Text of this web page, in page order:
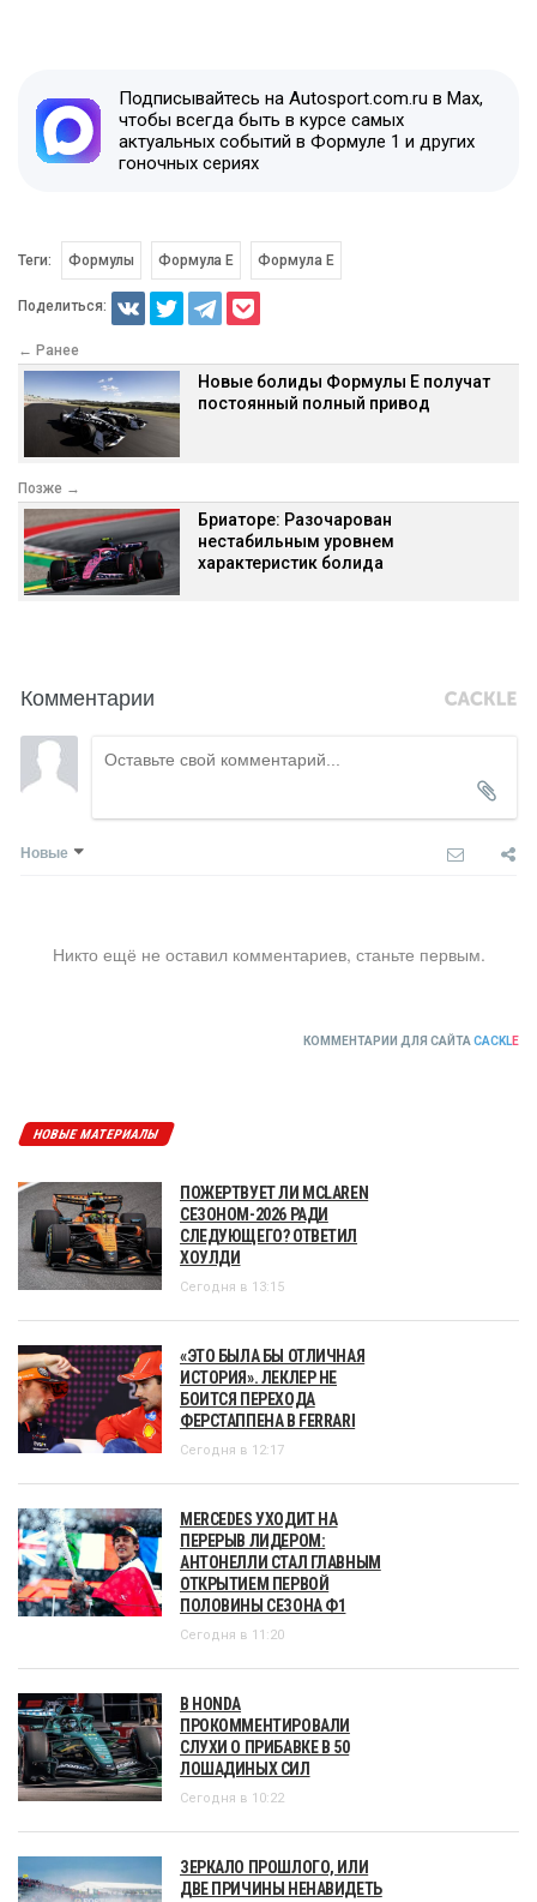
Подписывайтесь на Autosport.com.ru в Max,
чтобы всегда быть в курсе самых
актуальных событий в Формуле 1 и других
гоночных сериях
Теги: Формулы Формула E Формула Е
Поделиться:
← Ранее
Новые болиды Формулы Е получат
постоянный полный привод
Позже →
Бриаторе: Разочарован
нестабильным уровнем
характеристик болида
Комментарии
Новые
Никто ещё не оставил комментариев, станьте первым.
КОММЕНТАРИИ ДЛЯ САЙТА CACKLE
НОВЫЕ МАТЕРИАЛЫ
ПОЖЕРТВУЕТ ЛИ MCLAREN
СЕЗОНОМ-2026 РАДИ
СЛЕДУЮЩЕГО? ОТВЕТИЛ
ХОУЛДИ
Сегодня в 13:15
«ЭТО БЫЛА БЫ ОТЛИЧНАЯ
ИСТОРИЯ». ЛЕКЛЕР НЕ
БОИТСЯ ПЕРЕХОДА
ФЕРСТАППЕНА В FERRARI
Сегодня в 12:17
MERCEDES УХОДИТ НА
ПЕРЕРЫВ ЛИДЕРОМ:
АНТОНЕЛЛИ СТАЛ ГЛАВНЫМ
ОТКРЫТИЕМ ПЕРВОЙ
ПОЛОВИНЫ СЕЗОНА Ф1
Сегодня в 11:20
В HONDA
ПРОКОММЕНТИРОВАЛИ
СЛУХИ О ПРИБАВКЕ В 50
ЛОШАДИНЫХ СИЛ
Сегодня в 10:22
ЗЕРКАЛО ПРОШЛОГО, ИЛИ
ДВЕ ПРИЧИНЫ НЕНАВИДЕТЬ